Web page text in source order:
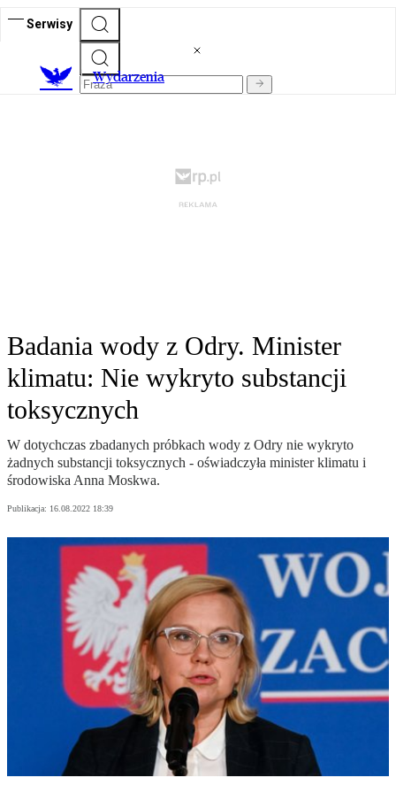
Serwisy
Wydarzenia
Badania wody z Odry. Minister
klimatu: Nie wykryto substancji
toksycznych
W dotychczas zbadanych próbkach wody z Odry nie wykryto
żadnych substancji toksycznych - oświadczyła minister klimatu i
środowiska Anna Moskwa.
Publikacja: 16.08.2022 18:39